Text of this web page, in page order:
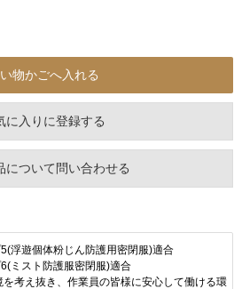
に入りに登録する
について問い合わせる
浮遊個体粉じん防護用密閉服)適合
ミスト防護服密閉服)適合
を考え抜き、作業員の皆様に安心して働ける環